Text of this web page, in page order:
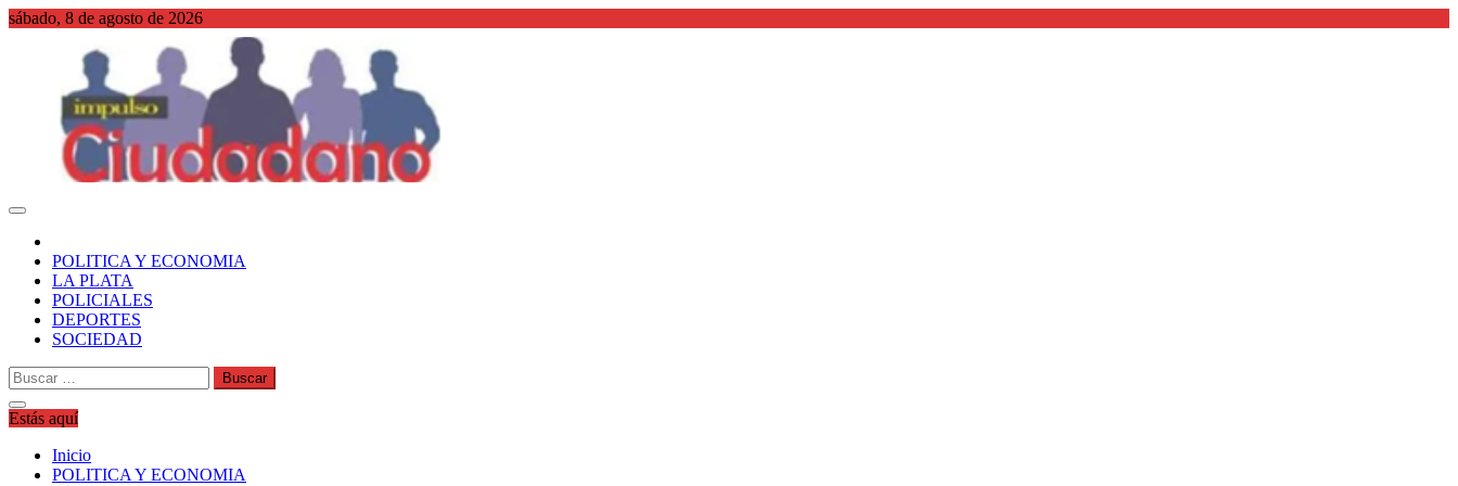
Saltar
sábado, 8 de agosto de 2026
POLITICA Y ECONOMIA
LA PLATA
POLICIALES
DEPORTES
SOCIEDAD
Buscar:
Estás aquí
Inicio
POLITICA Y ECONOMIA